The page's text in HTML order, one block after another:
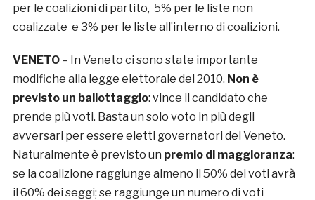
per le coalizioni di partito, 5% per le liste non
coalizzate e 3% per le liste all’interno di coalizioni.
VENETO– In Veneto ci sono state importante
modifiche alla legge elettorale del 2010. Non è
previsto un ballottaggio: vince il candidato che
prende più voti. Basta un solo voto in più degli
avversari per essere eletti governatori del Veneto.
Naturalmente è previsto un premio di maggioranza:
se la coalizione raggiunge almeno il 50% dei voti avrà
il 60% dei seggi; se raggiunge un numero di voti